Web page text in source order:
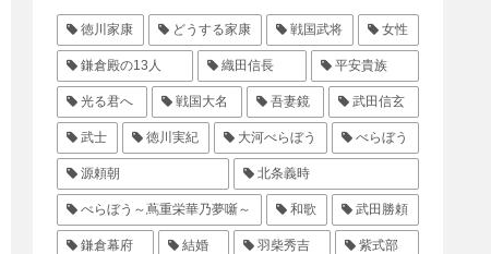
徳川家康 どうする家康 戦国武将 女性
鎌倉殿の13人 織田信長 平安貴族
光る君へ 戦国大名 吾妻鏡 武田信玄
武士 徳川実紀 大河べらぼう べらぼう
源頼朝 北条義時
べらぼう～蔦重栄華乃夢噺～ 和歌 武田勝頼
鎌倉幕府 結婚 羽柴秀吉 紫式部